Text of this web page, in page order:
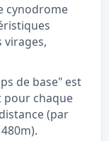
cynodrome
virages,
de base" est
pour chaque
(par